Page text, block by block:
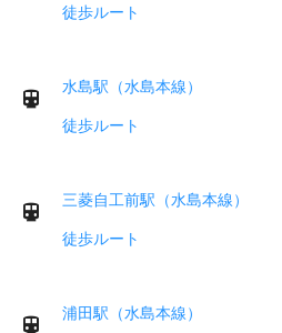
徒歩ルート
水島駅（水島本線）
徒歩ルート
三菱自工前駅（水島本線）
徒歩ルート
浦田駅（水島本線）